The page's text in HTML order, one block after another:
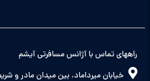
راههای تماس با آژانس مسافرتی آیشم